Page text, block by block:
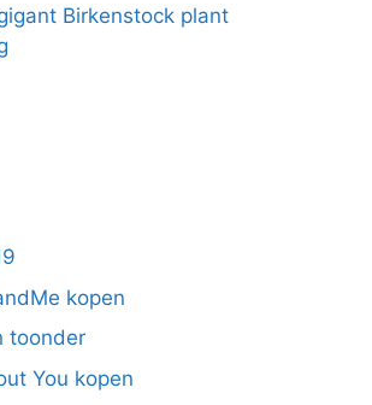
Birkenstock plant
kopen
toonder
You kopen